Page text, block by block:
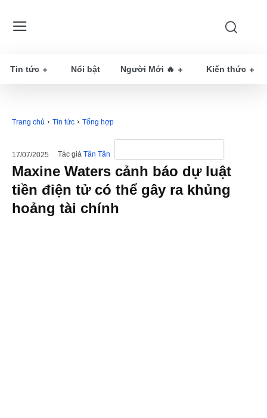
Tin tức Nổi bật Người Mới 🔥 Kiến thức
Trang chủ Tin tức Tổng hợp
17/07/2025 Tác giả Tân Tân
Maxine Waters cảnh báo dự luật
tiền điện tử có thể gây ra khủng
hoảng tài chính